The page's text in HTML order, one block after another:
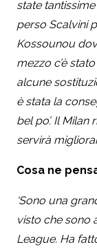
state
perso Scalvini
Kossounou
mezzo c’è
alcune
è stata la
bel po’. Il
servirà
Cosa ne
‘Sono una
visto che sono
League. Ha